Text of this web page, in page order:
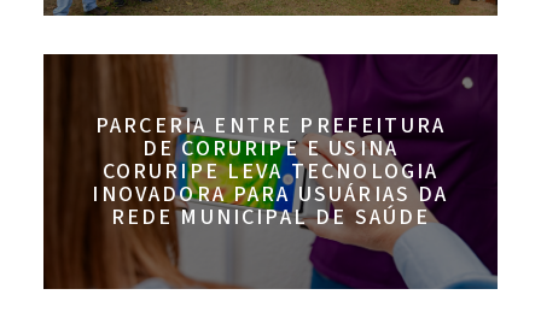
PARCERIA ENTRE PREFEITURA
DE CORURIPE E USINA
CORURIPE LEVA TECNOLOGIA
INOVADORA PARA USUÁRIAS DA
REDE MUNICIPAL DE SAÚDE